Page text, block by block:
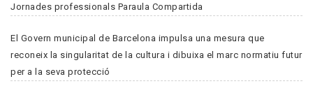
Jornades professionals Paraula Compartida
El Govern municipal de Barcelona impulsa una mesura que
reconeix la singularitat de la cultura i dibuixa el marc normatiu futur
per a la seva protecció